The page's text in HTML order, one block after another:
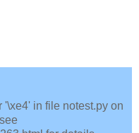
'\xe4' in file notest.py on